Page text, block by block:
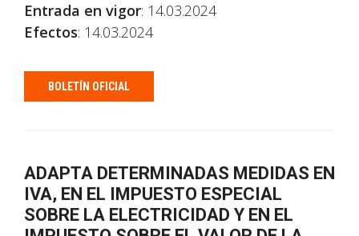
Entrada en vigor: 14.03.2024
Efectos: 14.03.2024
BOLETÍN OFICIAL
ADAPTA DETERMINADAS MEDIDAS EN
IVA, EN EL IMPUESTO ESPECIAL
SOBRE LA ELECTRICIDAD Y EN EL